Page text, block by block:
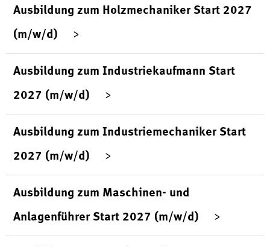
Ausbildung zum Holzmechaniker Start 2027
(m/w/d)
Ausbildung zum Industriekaufmann Start
2027 (m/w/d)
Ausbildung zum Industriemechaniker Start
2027 (m/w/d)
Ausbildung zum Maschinen- und
Anlagenführer Start 2027 (m/w/d)